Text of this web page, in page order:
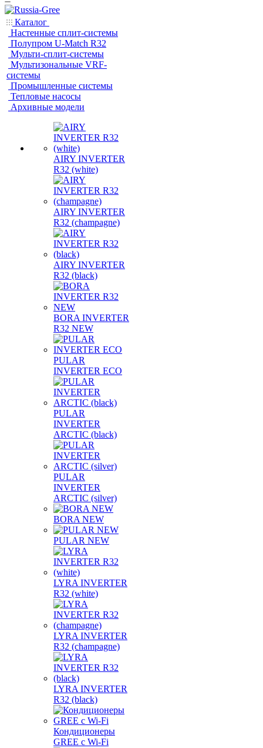
Каталог
Настенные сплит-системы
Полупром U-Match R32
Мульти-сплит-системы
Мультизональные VRF-
системы
Промышленные системы
Тепловые насосы
Архивные модели
AIRY INVERTER
R32 (white)
AIRY INVERTER
R32 (champagne)
AIRY INVERTER
R32 (black)
BORA INVERTER
R32 NEW
PULAR
INVERTER ECO
PULAR
INVERTER
ARCTIC (black)
PULAR
INVERTER
ARCTIC (silver)
BORA NEW
PULAR NEW
LYRA INVERTER
R32 (white)
LYRA INVERTER
R32 (champagne)
LYRA INVERTER
R32 (black)
Кондиционеры
GREE с Wi-Fi